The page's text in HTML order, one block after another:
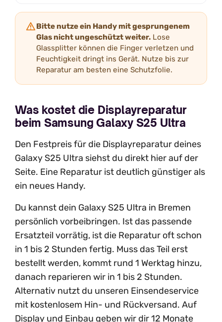
Bitte nutze ein Handy mit gesprungenem
Glas nicht ungeschützt weiter. Lose
Glassplitter können die Finger verletzen und
Feuchtigkeit dringt ins Gerät. Nutze bis zur
Reparatur am besten eine Schutzfolie.
Was kostet die Displayreparatur
beim Samsung Galaxy S25 Ultra
Den Festpreis für die Displayreparatur deines
Galaxy S25 Ultra siehst du direkt hier auf der
Seite. Eine Reparatur ist deutlich günstiger als
ein neues Handy.
Du kannst dein Galaxy S25 Ultra in Bremen
persönlich vorbeibringen. Ist das passende
Ersatzteil vorrätig, ist die Reparatur oft schon
in 1 bis 2 Stunden fertig. Muss das Teil erst
bestellt werden, kommt rund 1 Werktag hinzu,
danach reparieren wir in 1 bis 2 Stunden.
Alternativ nutzt du unseren Einsendeservice
mit kostenlosem Hin- und Rückversand. Auf
Display und Einbau geben wir dir 12 Monate